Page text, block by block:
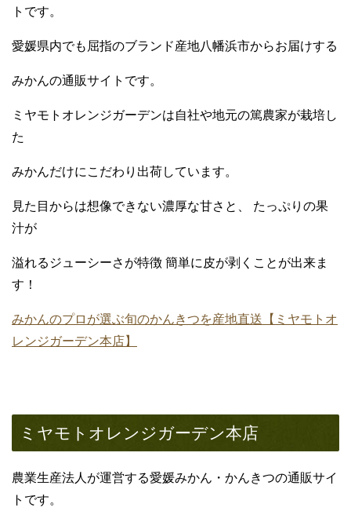
トです。
愛媛県内でも屈指のブランド産地八幡浜市からお届けする
みかんの通販サイトです。
ミヤモトオレンジガーデンは自社や地元の篤農家が栽培し
た
みかんだけにこだわり出荷しています。
見た目からは想像できない濃厚な甘さと、 たっぷりの果
汁が
溢れるジューシーさが特徴 簡単に皮が剥くことが出来ま
す！
みかんのプロが選ぶ旬のかんきつを産地直送【ミヤモトオ
レンジガーデン本店】
ミヤモトオレンジガーデン本店
農業生産法人が運営する愛媛みかん・かんきつの通販サイ
トです。